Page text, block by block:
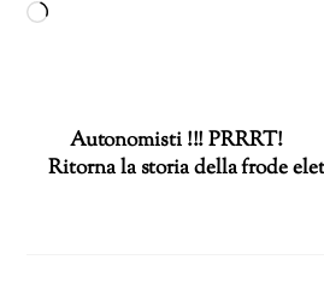
Caricamento
Autonomisti !!! PRRRT!
Ritorna la storia della frode